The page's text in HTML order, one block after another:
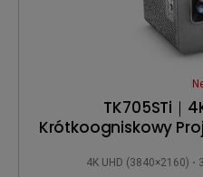
TK705STi｜
Krótkoogniskowy
4K UHD (3840×2160)